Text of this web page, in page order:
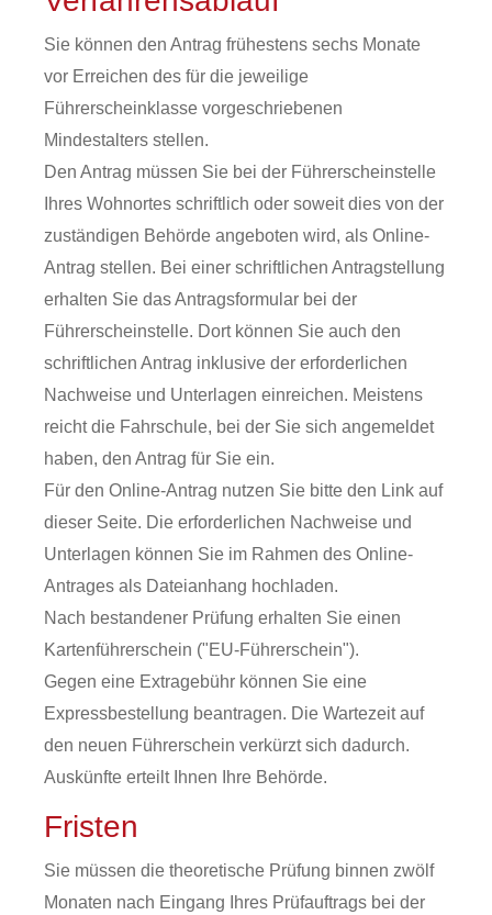
Sie können den Antrag frühestens sechs Monate
vor Erreichen des für die jeweilige
Führerscheinklasse vorgeschriebenen
Mindestalters stellen.
Den Antrag müssen Sie bei der Führerscheinstelle
Ihres Wohnortes schriftlich oder soweit dies von der
zuständigen Behörde angeboten wird, als Online-
Antrag stellen. Bei einer schriftlichen Antragstellung
erhalten Sie das Antragsformular bei der
Führerscheinstelle. Dort können Sie auch den
schriftlichen Antrag inklusive der erforderlichen
Nachweise und Unterlagen einreichen. Meistens
reicht die Fahrschule, bei der Sie sich angemeldet
haben, den Antrag für Sie ein.
Für den Online-Antrag nutzen Sie bitte den Link auf
dieser Seite. Die erforderlichen Nachweise und
Unterlagen können Sie im Rahmen des Online-
Antrages als Dateianhang hochladen.
Nach bestandener Prüfung erhalten Sie einen
Kartenführerschein ("EU-Führerschein").
Gegen eine Extragebühr können Sie eine
Expressbestellung beantragen. Die Wartezeit auf
den neuen Führerschein verkürzt sich dadurch.
Auskünfte erteilt Ihnen Ihre Behörde.
Fristen
Sie müssen die theoretische Prüfung binnen zwölf
Monaten nach Eingang Ihres Prüfauftrags bei der